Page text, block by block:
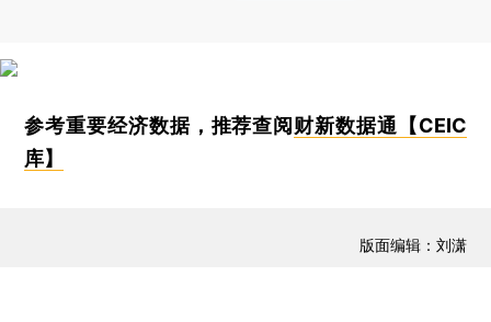
参考重要经济数据，推荐查阅 财新数据通【CEIC
库】
版面编辑：刘潇